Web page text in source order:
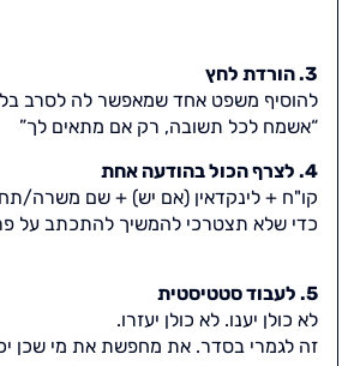
3. הורדת לחץ
להוסיף משפט אחד שמאפשר לה לסרב בלי
“אשמח לכל תשובה, רק אם מתאים לך”
4. לצרף הכול בהודעה אחת
קו"ח + לינקדאין (אם יש) + שם משרה/
כדי שלא תצטרכי להמשיך להתכתב על
5. לעבוד סטטיסטית
לא כולן יענו. לא כולן יעזרו.
זה לגמרי בסדר. את מחפשת את מי שכן